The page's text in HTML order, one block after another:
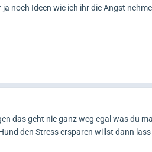
noch Ideen wie ich ihr die Angst
das geht nie ganz weg egal was du
den Stress ersparen willst dann lass